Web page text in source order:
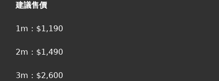
建議售價
1m：$1,190
2m：$1,490
3m：$2,600